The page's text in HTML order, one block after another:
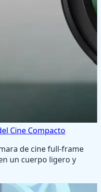
Cine Compacto
de cine full-frame
un cuerpo ligero y